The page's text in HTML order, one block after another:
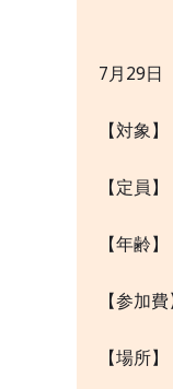
7月29日
【対象
【定員
【年齢
【参加
【場所